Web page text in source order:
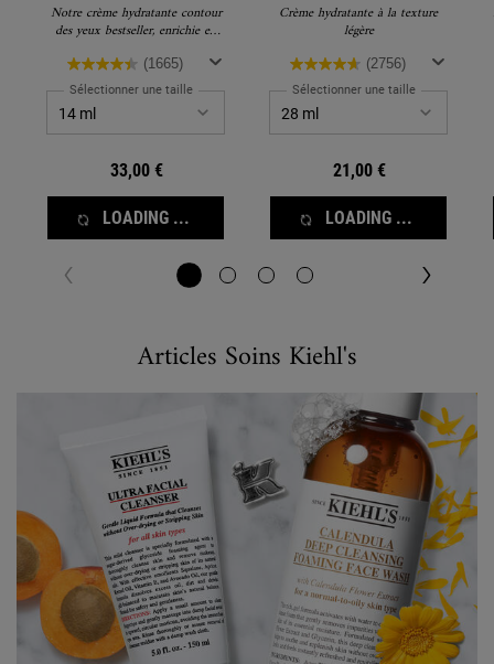
Notre crème hydratante contour
des yeux bestseller, enrichie en
carotène pour nourrir, lisser et
illuminer la zone sous les yeux
dès la première application.
(1665)
Sélectionner une taille
33,00 €
LOADING ...
Crème hydratante à la texture
légère
(2756)
Sélectionner une taille
21,00 €
LOADING ...
Articles Soins Kiehl's